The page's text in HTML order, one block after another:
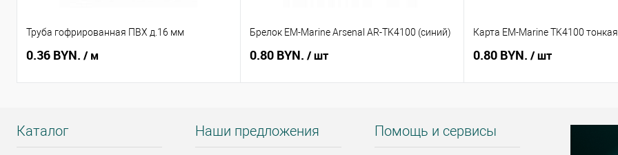
Труба гофрированная ПВХ д.16 мм
0.36 BYN. / м
Брелок EM-Marine Arsenal AR-TK4100 (синий)
0.80 BYN. / шт
Карта EM-Marine TK4100
0.80 BYN. / шт
Каталог Наши предложения Помощь и сервисы